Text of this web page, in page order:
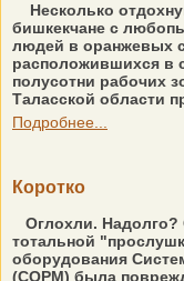
Несколько
бишкекчане с
людей в оранжевых
расположившихся в
полусотни рабочих
Таласской области
Подробнее...
Коротко
Оглохли.
тотальной
оборудования
(СОРМ) была